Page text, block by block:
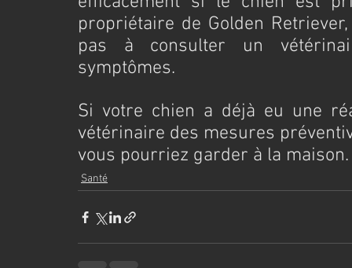
propriétaire de Golden
pas à consulter un
symptômes.
Si votre chien a déjà eu une
vétérinaire des mesures
vous pourriez garder à la maison.
Santé